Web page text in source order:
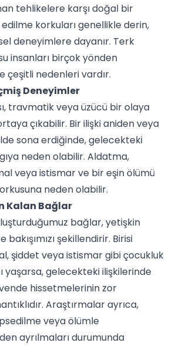
tehlikelere karşı doğal bir
korkuları genellikle derin,
deneyimlere dayanır. Terk
insanları birçok yönden
çeşitli nedenleri vardır.
Deneyimler
travmatik veya üzücü bir olaya
çıkabilir. Bir ilişki aniden veya
sona erdiğinde, gelecekteki
neden olabilir. Aldatma,
veya istismar ve bir eşin ölümü
neden olabilir.
Kalan Bağlar
bağlar, yetişkin
şekillendirir. Birisi
şiddet veya istismar gibi çocukluk
yaşarsa, gelecekteki ilişkilerinde
hissetmelerinin zor
Araştırmalar ayrıca,
veya ölümle
ayrılmaları durumunda